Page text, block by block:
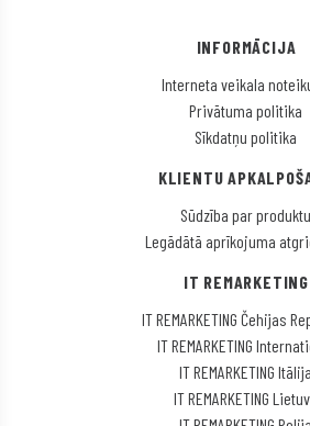
INFORMĀCIJA
Interneta veikala
Privātuma politika
Sīkdatņu politika
KLIENTU
Sūdzība par produktu
Legādātā aprīkojuma
IT REMARKETING
IT REMARKETING Čehijas
IT REMARKETING
IT REMARKETING Itālija
IT REMARKETING